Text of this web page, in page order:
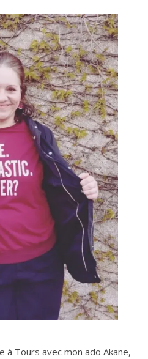
à Tours avec mon ado Akane,